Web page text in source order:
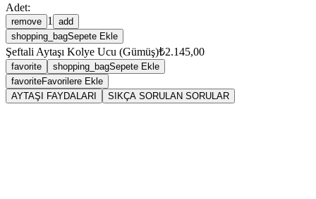
Adet:
remove 1
add
shopping_bagSepete Ekle
Şeftali Aytaşı Kolye Ucu (Gümüş)₺2.145,00
favorite shopping_bagSepete Ekle
favoriteFavorilere Ekle
AYTAŞI FAYDALARI
SIKÇA SORULAN SORULAR